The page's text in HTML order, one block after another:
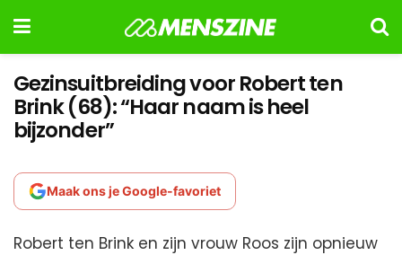
Gezinsuitbreiding voor Robert ten
Brink (68): “Haar naam is heel
bijzonder”
Maak ons je Google-favoriet
Robert ten Brink en zijn vrouw Roos zijn opnieuw